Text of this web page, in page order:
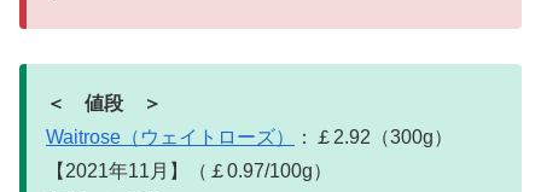
＜ 値段 ＞
Waitrose（ウェイトローズ）
：￡2.92（300g）
【2021年11月】（￡0.97/100g）